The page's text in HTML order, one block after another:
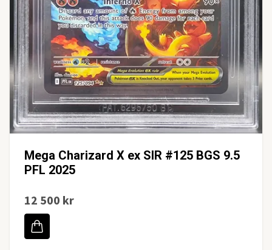
Mega Charizard X ex SIR #125 BGS 9.5
PFL 2025
12 500 kr